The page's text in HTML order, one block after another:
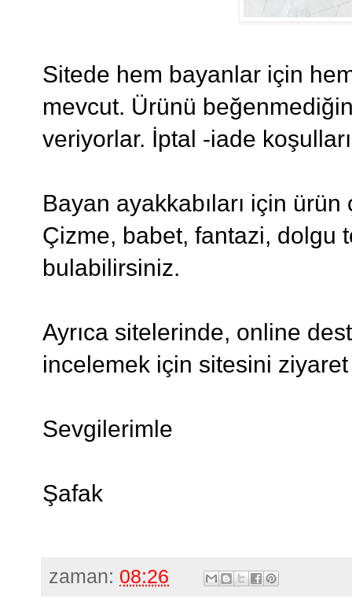
Sitede hem bayanlar için
mevcut. Ürünü
veriyorlar. İptal -iade
Bayan ayakkabıları için
Çizme, babet, fantazi, dolgu
bulabilirsiniz.
Ayrıca sitelerinde, online
incelemek için sitesini
Sevgilerimle
Şafak
zaman: 08:26